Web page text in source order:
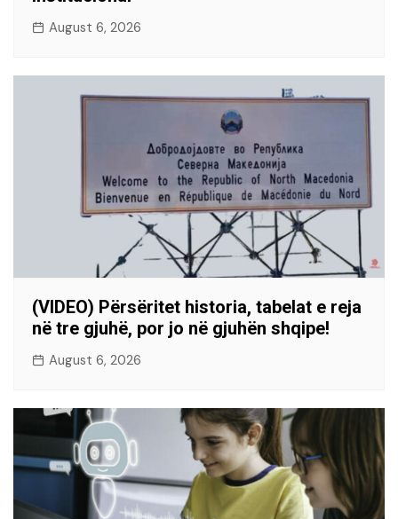
August 6, 2026
(VIDEO) Përsëritet historia, tabelat e reja
në tre gjuhë, por jo në gjuhën shqipe!
August 6, 2026